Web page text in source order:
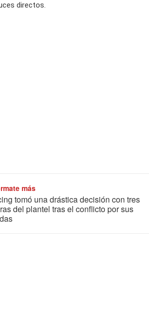
directos.
más
tomó una drástica decisión con tres
del plantel tras el conflicto por sus